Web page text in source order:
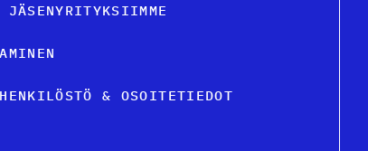
JÄSENYRITYKSIIMME
& OSOITETIEDOT